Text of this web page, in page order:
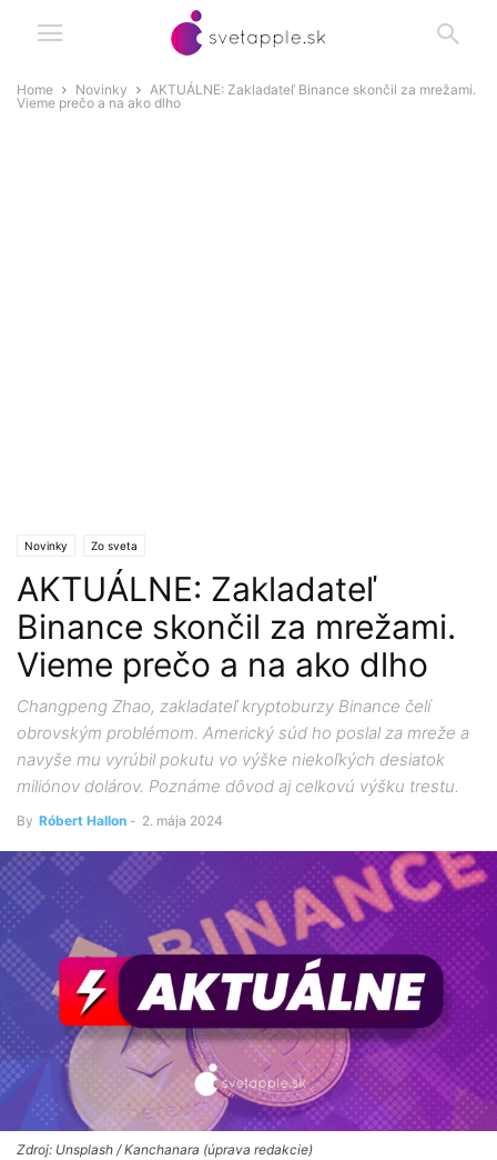
Home Novinky
AKTUÁLNE: Zakladateľ Binance skončil za mrežami.
Vieme prečo a na ako dlho
Novinky Zo sveta
AKTUÁLNE: Zakladateľ
Binance skončil za mrežami.
Vieme prečo a na ako dlho
Changpeng Zhao, zakladateľ kryptoburzy Binance čelí
obrovským problémom. Americký súd ho poslal za mreže a
navyše mu vyrúbil pokutu vo výške niekoľkých desiatok
miliónov dolárov. Poznáme dôvod aj celkovú výšku trestu.
By Róbert Hallon - 2. mája 2024
Zdroj: Unsplash / Kanchanara (úprava redakcie)